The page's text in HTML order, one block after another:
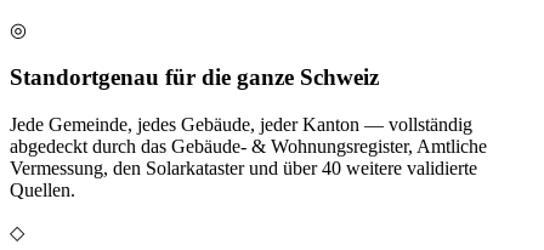
◎
Standortgenau für die ganze Schweiz
Jede Gemeinde, jedes Gebäude, jeder Kanton — vollständig
abgedeckt durch das Gebäude- & Wohnungsregister, Amtliche
Vermessung, den Solarkataster und über 40 weitere validierte
Quellen.
◇